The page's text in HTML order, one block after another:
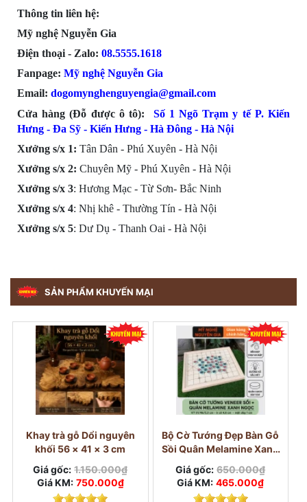
Thông tin liên hệ:
Mỹ nghệ Nguyễn Gia
Điện thoại - Zalo: 08.5555.1618
Fanpage: Mỹ nghệ Nguyễn Gia
Email: dogomynghenguyengia@gmail.com
Cửa hàng (Đỗ được ô tô):
Số 1 Ngõ Trạm y tế P. Kiến
Hưng - Đa Sỹ - Kiến Hưng - Hà Đông - Hà Nội
Xưởng s/x 1: Tân Dân - Phú Xuyên - Hà Nội
Xưởng s/x 2: Chuyên Mỹ - Phú Xuyên - Hà Nội
Xưởng s/x 3: Hương Mạc - Từ Sơn- Bắc Ninh
Xưởng s/x 4: Nhị khê - Thường Tín - Hà Nội
Xưởng s/x 5: Dư Dụ - Thanh Oai - Hà Nội
SẢN PHẨM KHUYẾN MẠI
Khay trà gỗ Dổi nguyên
khối 56 × 41 × 3 cm
Giá gốc: 1.150.000₫
Giá KM: 750.000₫
Bộ Cờ Tướng Đẹp Bàn Gỗ
Sồi Quân Melamine Xanh
Giá gốc: 650.000₫
Giá KM: 465.000₫